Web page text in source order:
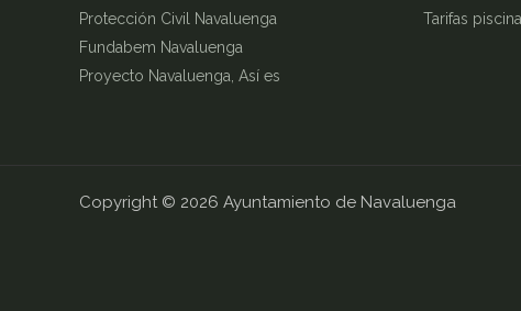
Protección Civil Navaluenga
Fundabem Navaluenga
Proyecto Navaluenga, Así es
Tarifas
Copyright © 2026 Ayuntamiento de Navaluenga